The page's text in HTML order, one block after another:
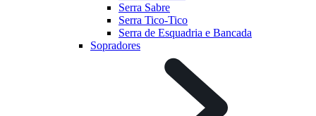
Serra Sabre
Serra Tico-Tico
Serra de Esquadria e Bancada
Sopradores